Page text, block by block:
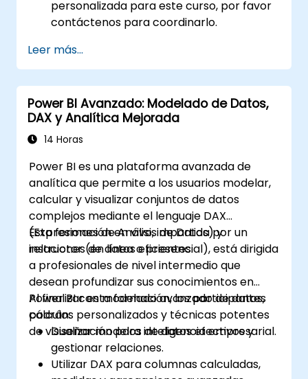
personalizada para este curso, por favor
contáctenos para coordinarlo.
Leer más...
Power BI Avanzado: Modelado de Datos,
DAX y Analítica Mejorada
14 Horas
Power BI es una plataforma avanzada de
analítica que permite a los usuarios modelar,
calcular y visualizar conjuntos de datos
complejos mediante el lenguaje DAX
(Expresiones de Análisis de Datos) y
relaciones de datos eficientes.
Esta formación en vivo, impartida por un
instructor (en línea o presencial), está dirigida
a profesionales de nivel intermedio que
desean profundizar sus conocimientos en
Power BI con modelado avanzado de datos,
cálculos personalizados y técnicas potentes
de visualización para inteligencia empresarial.
Al finalizar esta formación, los participantes
podrán:
Diseñar modelos de datos efectivos y
gestionar relaciones.
Utilizar DAX para columnas calculadas,